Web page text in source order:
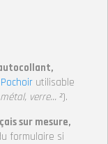
Pochoir utilisable
verre… ²).
sur mesure,
formulaire si